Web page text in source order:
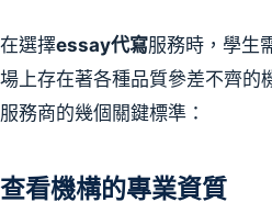
在選擇essay代寫服務時，學生
場上存在著各種品質參差不齊的
服務商的幾個關鍵標準：
查看機構的專業資質